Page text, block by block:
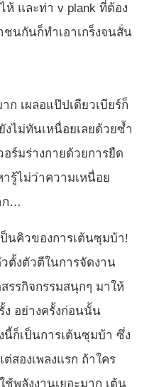
ห้ และท่า v plank ที่ต้อง
ชนกันก็ทำเอาเกร็งจนสั่น
ก เผลอแป๊ปเดียวเบียร์ก็
งไม่ทันเหนื่อยเลยด้วยซ้ำ
ร์มร่างกายด้วยการยืด
รู้ไม่ว่าความเหนื่อย
ก…
ป็นคิวของการเต้นซุมบ้า!
ตั้งตัวตีในการจัดงาน
รรกิจกรรมสนุกๆ มาให้
ง อย่างครั้งก่อนนั้น
ก็เป็นการเต้นซุมบ้า ซึ่ง
สองเพลงแรก ถ้าใคร
พลังงานเยอะมาก เต้น